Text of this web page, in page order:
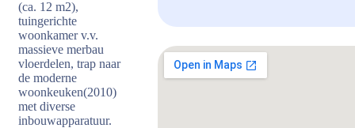
(ca. 12 m2),
tuingerichte
woonkamer v.v.
massieve merbau
vloerdelen, trap naar
de moderne
woonkeuken(2010)
met diverse
inbouwapparatuur.